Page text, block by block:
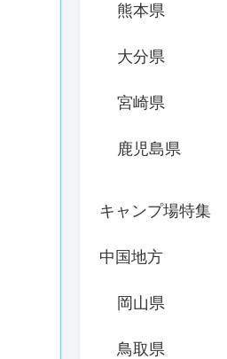
熊本県
大分県
宮崎県
鹿児島県
キャンプ場特集
中国地方
岡山県
鳥取県